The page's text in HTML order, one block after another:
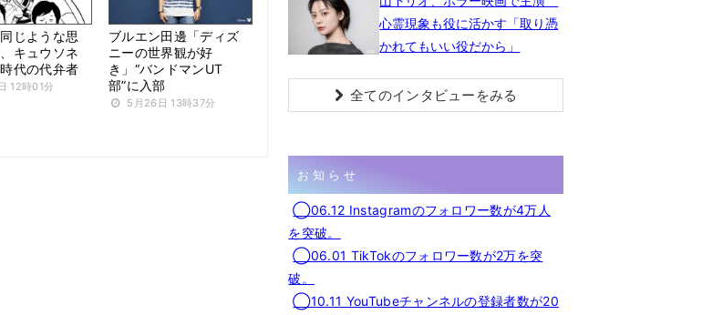
じような思
キュウソネ
代の代弁者
12時01分
ブルエン田邊「ディズ
ニーの世界観が好
き」“バンドマンUT
部”に入部
5月26日 13時37分
心霊現象も役に活かす「取り憑
かれてもいい役だから」
全てのインタビューをみる
お知らせ
◯06.12 Instagramのフォロワー数が4万人
を突破。
◯06.01 TikTokのフォロワー数が2万を突
破。
◯10.11 YouTubeチャンネルの登録者数が20